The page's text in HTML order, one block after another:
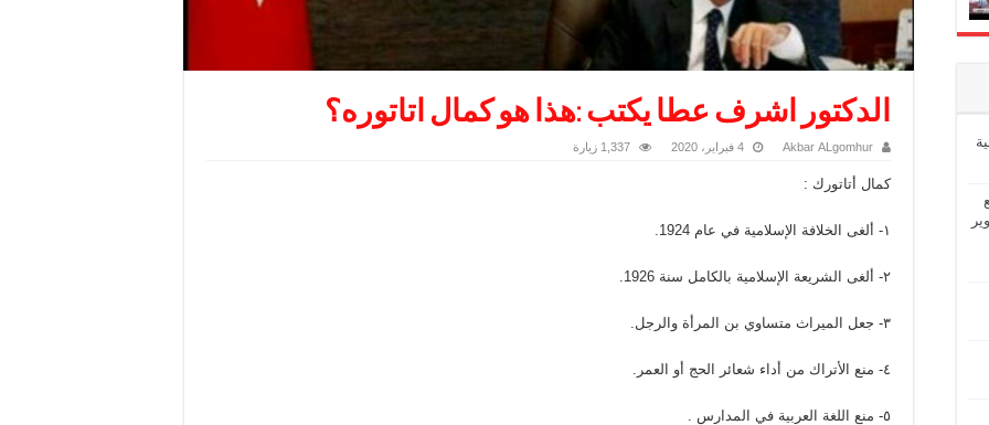
الدكتور اشرف عطا يكتب :هذا هو كمال اتاتوره؟
Akbar ALgomhur 4 فبراير، 2020 1,337 زيارة
كمال أتاتورك :
١- ألغى الخلافة الإسلامية في عام 1924.
٢- ألغى الشريعة الإسلامية بالكامل سنة 1926.
٣- جعل الميراث متساوي بن المرأة والرجل.
٤- منع الأتراك من أداء شعائر الحج أو العمر.
٥- منع اللغة العربية في المدارس .